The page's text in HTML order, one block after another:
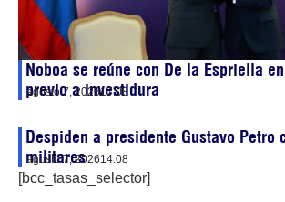
Noboa se reúne con De la Espriella
previo a investidura
agosto 7, 202617:08
Despiden a presidente Gustavo Petro
militares
agosto 7, 202614:08
[bcc_tasas_selector]